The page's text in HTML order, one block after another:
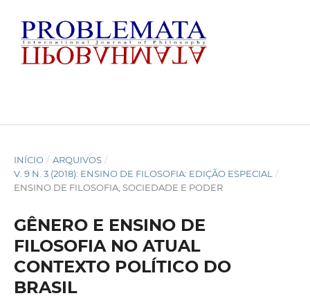
INÍCIO / ARQUIVOS /
V. 9 N. 3 (2018): ENSINO DE FILOSOFIA: EDIÇÃO ESPECIAL
/
ENSINO DE FILOSOFIA, SOCIEDADE E PODER
GÊNERO E ENSINO DE
FILOSOFIA NO ATUAL
CONTEXTO POLÍTICO DO
BRASIL